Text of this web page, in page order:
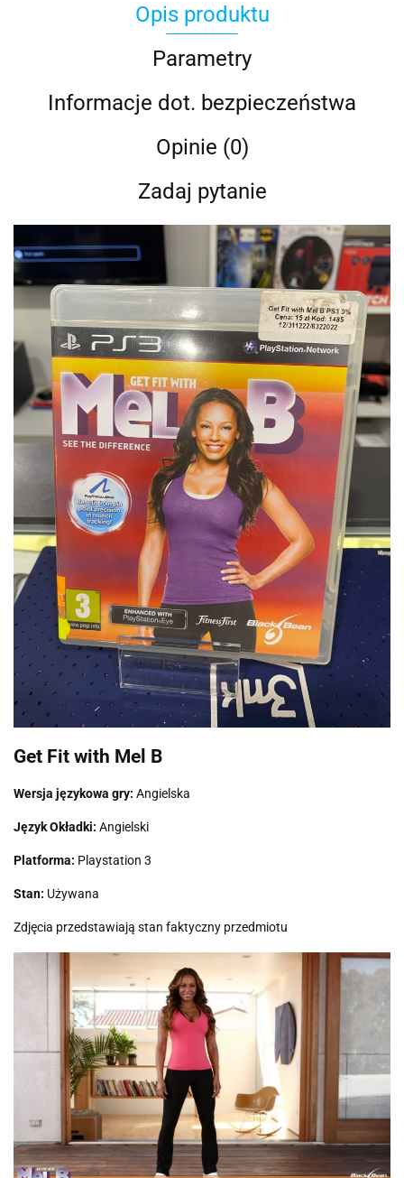
Opis produktu
Parametry
Informacje dot. bezpieczeństwa
Opinie (0)
Zadaj pytanie
Get Fit with Mel B
Wersja językowa gry: Angielska
Język Okładki: Angielski
Platforma: Playstation 3
Stan: Używana
Zdjęcia przedstawiają stan faktyczny przedmiotu